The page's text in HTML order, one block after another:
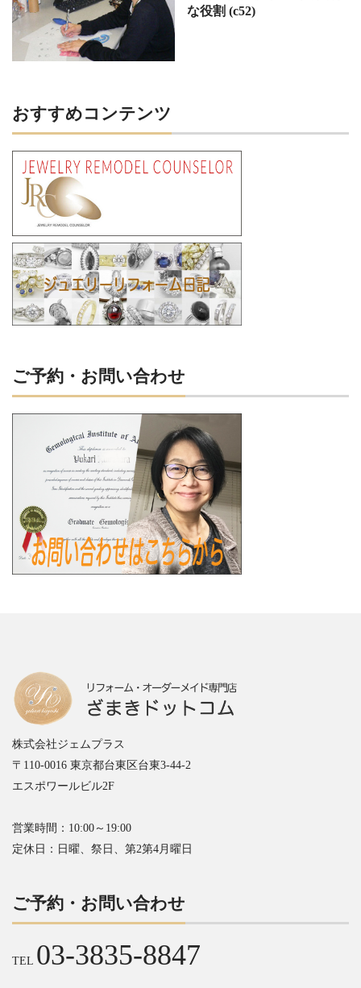
な役割 (c52)
おすすめコンテンツ
ご予約・お問い合わせ
株式会社ジェムプラス
〒110-0016 東京都台東区台東3-44-2
エスポワールビル2F
営業時間：10:00～19:00
定休日：日曜、祭日、第2第4月曜日
ご予約・お問い合わせ
TEL 03-3835-8847